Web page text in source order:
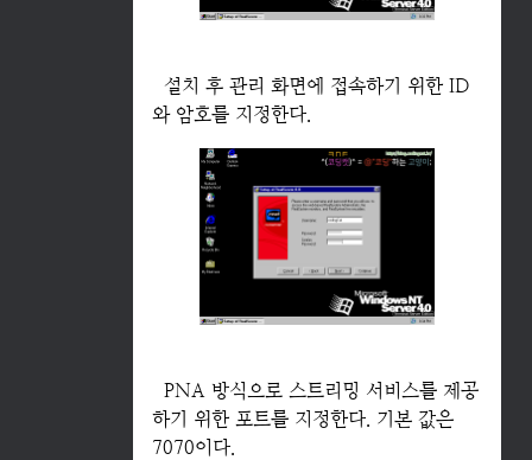
설치 후 관리 화면에 접속하기 위한 ID
와 암호를 지정한다.
PNA 방식으로 스트리밍 서비스를 제공
하기 위한 포트를 지정한다. 기본 값은
7070이다.